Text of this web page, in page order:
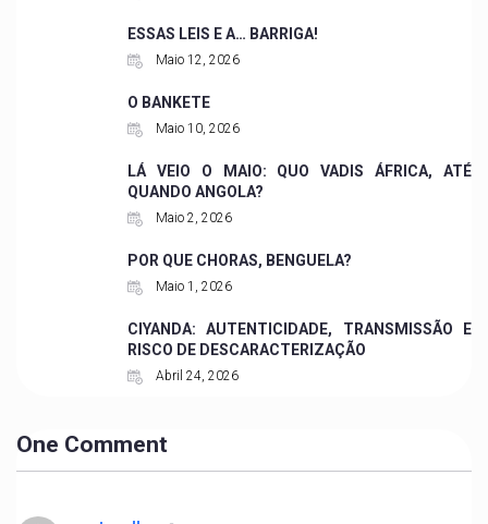
ESSAS LEIS E A… BARRIGA!
Maio 12, 2026
O BANKETE
Maio 10, 2026
LÁ VEIO O MAIO: QUO VADIS ÁFRICA, ATÉ
QUANDO ANGOLA?
Maio 2, 2026
POR QUE CHORAS, BENGUELA?
Maio 1, 2026
CIYANDA: AUTENTICIDADE, TRANSMISSÃO E
RISCO DE DESCARACTERIZAÇÃO
Abril 24, 2026
One Comment